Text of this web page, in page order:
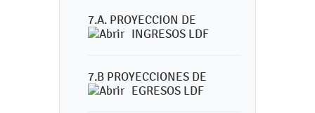
7.A. PROYECCION DE
INGRESOS LDF
7.B PROYECCIONES DE
EGRESOS LDF